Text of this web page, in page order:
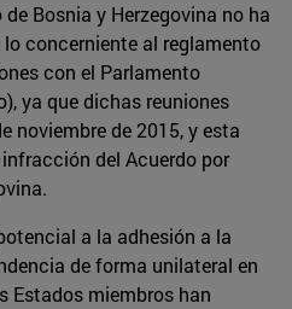
Bosnia y Herzegovina no ha
concerniente al reglamento
con el Parlamento
ya que dichas reuniones
noviembre de 2015, y esta
del Acuerdo por
a la adhesión a la
de forma unilateral en
Estados miembros han